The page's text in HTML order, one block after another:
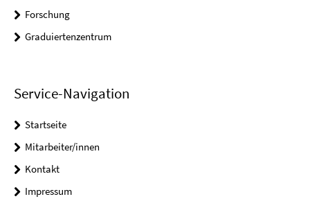
Forschung
Graduiertenzentrum
Service-Navigation
Startseite
Mitarbeiter/innen
Kontakt
Impressum